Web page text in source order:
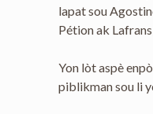
lapat sou
Pétion ak
Yon lòt aspè
piblikman sou li